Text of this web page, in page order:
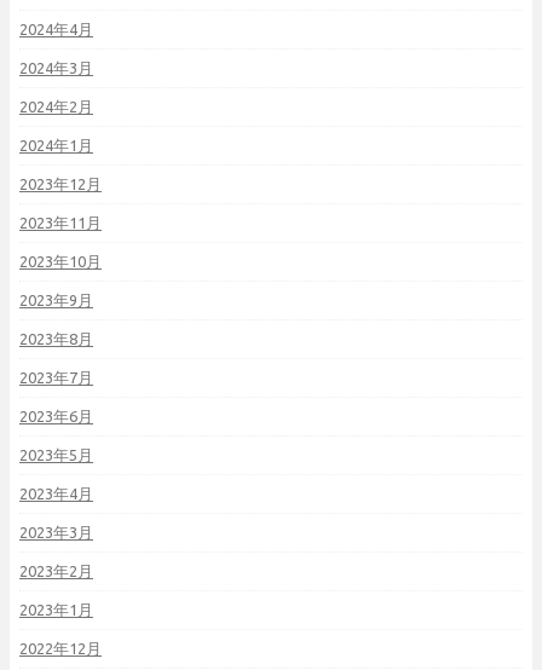
2024年4月
2024年3月
2024年2月
2024年1月
2023年12月
2023年11月
2023年10月
2023年9月
2023年8月
2023年7月
2023年6月
2023年5月
2023年4月
2023年3月
2023年2月
2023年1月
2022年12月